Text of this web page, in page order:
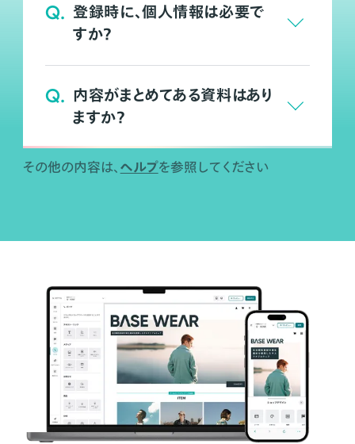
Q. 登録時に、個人情報は必要で
すか？
Q. 内容がまとめてある資料はあり
ますか？
その他の内容は、 ヘルプを参照してください